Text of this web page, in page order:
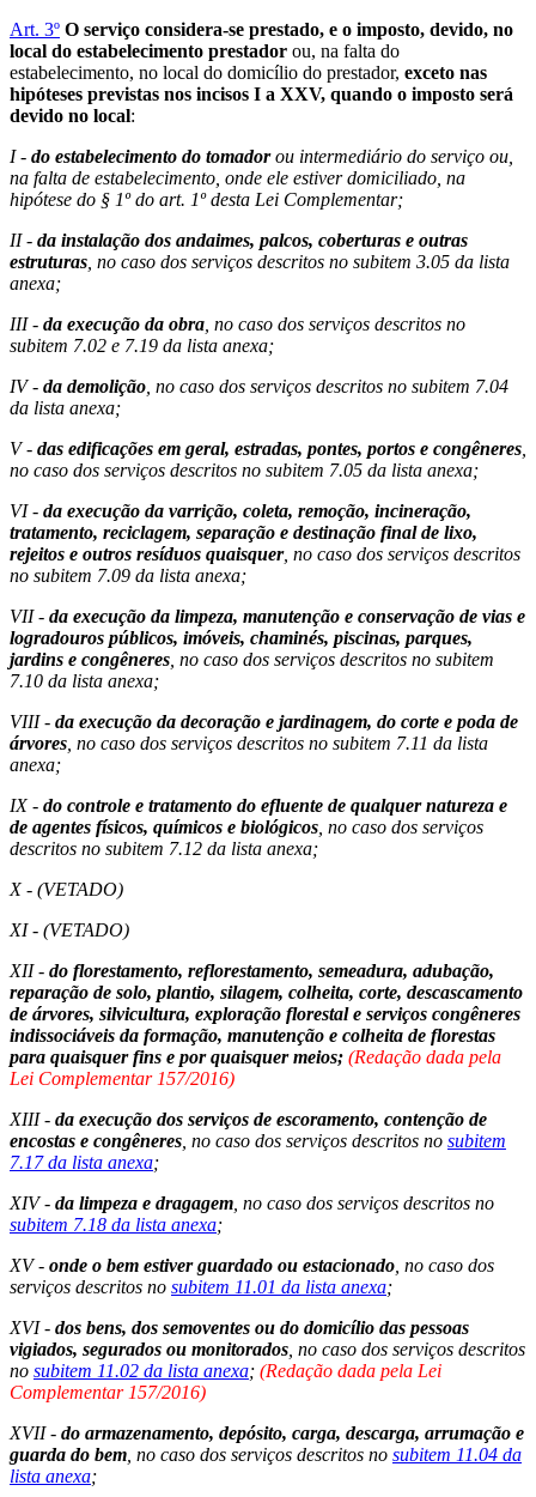
Art. 3º O serviço considera-se prestado, e o imposto, devido, no
local do estabelecimento prestador ou, na falta do
estabelecimento, no local do domicílio do prestador, exceto nas
hipóteses previstas nos incisos I a XXV, quando o imposto será
devido no local:
I - do estabelecimento do tomadorou intermediário do serviço ou,
na falta de estabelecimento, onde ele estiver domiciliado, na
hipótese do § 1º do art. 1º desta Lei Complementar;
II - da instalação dos andaimes, palcos, coberturas e outras
estruturas , no caso dos serviços descritos no subitem 3.05 da lista
anexa;
III - da execução da obra , no caso dos serviços descritos no
subitem 7.02 e 7.19 da lista anexa;
IV - da demolição , no caso dos serviços descritos no subitem 7.04
da lista anexa;
V - das edificações em geral, estradas, pontes, portos e congêneres
no caso dos serviços descritos no subitem 7.05 da lista anexa;
VI - da execução da varrição, coleta, remoção, incineração,
tratamento, reciclagem, separação e destinação final de lixo,
rejeitos e outros resíduos quaisquer, no caso dos serviços descritos
no subitem 7.09 da lista anexa;
VII - da execução da limpeza, manutenção e conservação de vias e
logradouros públicos, imóveis, chaminés, piscinas, parques,
jardins e congêneres , no caso dos serviços descritos no subitem
7.10 da lista anexa;
VIII - da execução da decoração e jardinagem, do corte e poda de
árvores , no caso dos serviços descritos no subitem 7.11 da lista
anexa;
IX - do controle e tratamento do efluente de qualquer natureza e
de agentes físicos, químicos e biológicos , no caso dos serviços
descritos no subitem 7.12 da lista anexa;
X - (VETADO)
XI - (VETADO)
XII - do florestamento, reflorestamento, semeadura, adubação,
reparação de solo, plantio, silagem, colheita, corte, descascamento
de árvores, silvicultura, exploração florestal e serviços congêneres
indissociáveis da formação, manutenção e colheita de florestas
para quaisquer fins e por quaisquer meios; (Redação dada pela
Lei Complementar 157/2016)
XIII - da execução dos serviços de escoramento, contenção de
encostas e congêneres , no caso dos serviços descritos no subitem
7.17 da lista anexa;
XIV - da limpeza e dragagem , no caso dos serviços descritos no
subitem 7.18 da lista anexa;
XV - onde o bem estiver guardado ou estacionado , no caso dos
serviços descritos no subitem 11.01 da lista anexa;
XVI - dos bens, dos semoventes ou do domicílio das pessoas
vigiados, segurados ou monitorados , no caso dos serviços descritos
no subitem 11.02 da lista anexa; (Redação dada pela Lei
Complementar 157/2016)
XVII - do armazenamento, depósito, carga, descarga, arrumação e
guarda do bem , no caso dos serviços descritos no subitem 11.04 da
lista anexa;